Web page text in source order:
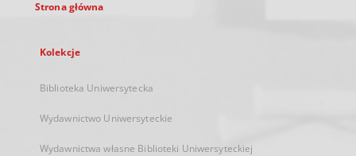
Strona główna
Kolekcje
Biblioteka Uniwersytecka
Wydawnictwo Uniwersyteckie
Wydawnictwa własne Biblioteki Uniwersyteckiej